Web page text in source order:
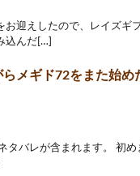
お迎えしたので、レイズギ
込んだ[…]
らメギド72をまた始
タバレが含まれます。 初